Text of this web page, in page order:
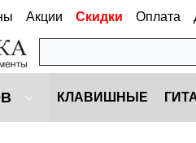
Акции Скидки Оплата
КЛАВИШНЫЕ